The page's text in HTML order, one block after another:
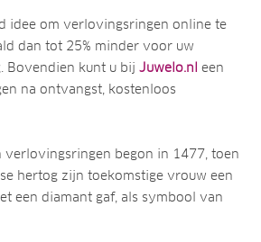
idee om verlovingsringen online te
dan tot 25% minder voor uw
Bovendien kunt u bij Juwelo.nl
een
na ontvangst, kostenloos
verlovingsringen begon in 1477, toen
hertog zijn toekomstige vrouw een
een diamant gaf, als symbool van